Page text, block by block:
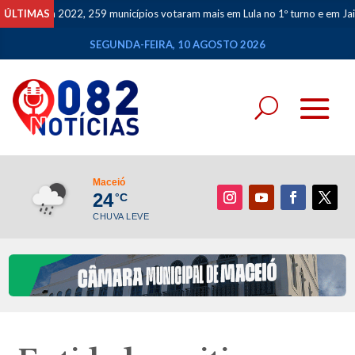
ÚLTIMAS
Em 2022, 259 municípios votaram mais em Lula no 1º turno e em Jair no 2º
SEGUNDA-FEIRA, 10 AGOSTO 2026
Maceió
24°C
CHUVA LEVE